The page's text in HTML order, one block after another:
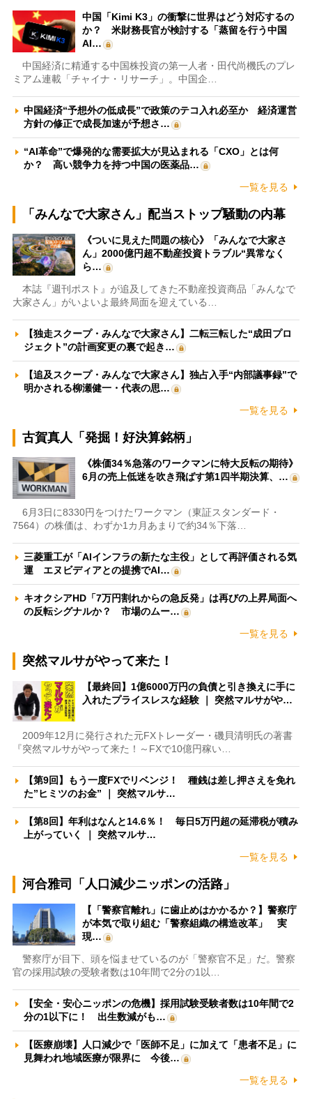
中国「Kimi K3」の衝撃に世界はどう対応するの
か？ 米財務長官が検討する「蒸留を行う中国
AI…
中国経済に精通する中国株投資の第一人者・田代尚機氏のプレ
ミアム連載「チャイナ・リサーチ」。中国企…
中国経済“予想外の低成長”で政策のテコ入れ必至か 経済運営
方針の修正で成長加速が予想さ…
“AI革命”で爆発的な需要拡大が見込まれる「CXO」とは何
か？ 高い競争力を持つ中国の医薬品…
一覧を見る
「みんなで大家さん」配当ストップ騒動の内幕
《ついに見えた問題の核心》「みんなで大家さ
ん」2000億円超不動産投資トラブル“異常なく
ら…
本誌『週刊ポスト』が追及してきた不動産投資商品「みんなで
大家さん」がいよいよ最終局面を迎えている…
【独走スクープ・みんなで大家さん】二転三転した“成田プロ
ジェクト”の計画変更の裏で起き…
【追及スクープ・みんなで大家さん】独占入手“内部議事録”で
明かされる柳瀬健一・代表の思…
一覧を見る
古賀真人「発掘！好決算銘柄」
《株価34％急落のワークマンに特大反転の期待》
6月の売上低迷を吹き飛ばす第1四半期決算、…
6月3日に8330円をつけたワークマン（東証スタンダード・
7564）の株価は、わずか1カ月あまりで約34％下落…
三菱重工が「AIインフラの新たな主役」として再評価される気
運 エヌビディアとの提携でAI…
キオクシアHD「7万円割れからの急反発」は再びの上昇局面へ
の反転シグナルか？ 市場のムー…
一覧を見る
突然マルサがやって来た！
【最終回】1億6000万円の負債と引き換えに手に
入れたプライスレスな経験 ｜ 突然マルサがや…
2009年12月に発行された元FXトレーダー・磯貝清明氏の著書
『突然マルサがやって来た！～FXで10億円稼い…
【第9回】もう一度FXでリベンジ！ 種銭は差し押さえを免れ
た”ヒミツのお金” ｜ 突然マルサ…
【第8回】年利はなんと14.6％！ 毎日5万円超の延滞税が積み
上がっていく ｜ 突然マルサ…
一覧を見る
河合雅司「人口減少ニッポンの活路」
【「警察官離れ」に歯止めはかかるか？】警察庁
が本気で取り組む「警察組織の構造改革」 実
現…
警察庁が目下、頭を悩ませているのが「警察官不足」だ。警察
官の採用試験の受験者数は10年間で2分の1以…
【安全・安心ニッポンの危機】採用試験受験者数は10年間で2
分の1以下に！ 出生数減がも…
【医療崩壊】人口減少で「医師不足」に加えて「患者不足」に
見舞われ地域医療が限界に 今後…
一覧を見る